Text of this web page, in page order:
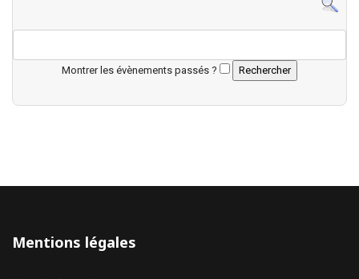
Montrer les évènements passés ?
Mentions légales